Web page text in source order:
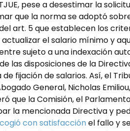
pese a desestimar la
que la norma se adoptó
art. 5 que establecen los
el salario mínimo y
sujeto a una indexación
las disposiciones de la
fijación de salarios. Así, el
General, Nicholas
que la Comisión, el
la mencionada Directiva y
con satisfacciónel fallo y